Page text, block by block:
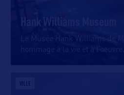
Hank Williams Museum
Le Musée Hank Williams de
hommage à la vie et à l’oeuvre
VILLE